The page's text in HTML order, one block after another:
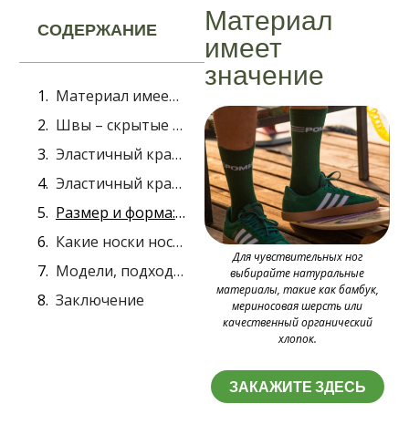
СОДЕРЖАНИЕ
Материал имеет значение
Швы – скрытые причины проблем.
Эластичный край – незаметное давление
Эластичный край – незаметное давление
Размер и форма: больше, чем просто цифры
Какие носки носить, если у вас плоскостопие или вы носите ортопедические стельки?
Модели, подходящие для людей с варикозным расширением вен
Заключение
Материал
имеет
значение
Для чувствительных ног
выбирайте натуральные
материалы, такие как бамбук,
мериносовая шерсть или
качественный органический
хлопок.
ЗАКАЖИТЕ ЗДЕСЬ